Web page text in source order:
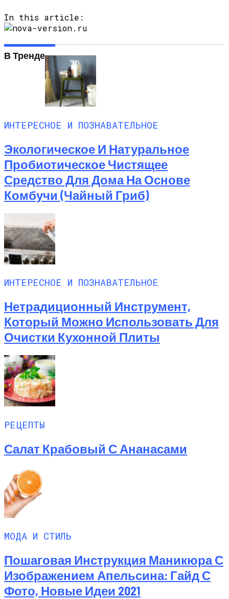
In this article:
В Тренде
ИНТЕРЕСНОЕ И ПОЗНАВАТЕЛЬНОЕ
Экологическое И Натуральное
Пробиотическое Чистящее
Средство Для Дома На Основе
Комбучи (чайный Гриб)
ИНТЕРЕСНОЕ И ПОЗНАВАТЕЛЬНОЕ
Нетрадиционный Инструмент,
Который Можно Использовать Для
Очистки Кухонной Плиты
РЕЦЕПТЫ
Салат Крабовый С Ананасами
МОДА И СТИЛЬ
Пошаговая Инструкция Маникюра С
Изображением Апельсина: Гайд С
Фото, Новые Идеи 2021